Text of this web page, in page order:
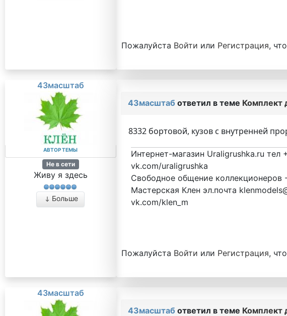
Пожалуйста Войти или Регистрация,
43масштаб
АВТОР ТЕМЫ
Не в сети
Живу я здесь
Больше
43масштаб ответил в теме Комплект
8332 бортовой, кузов с внутренней
Интернет-магазин Uraligrushka.ru тел
vk.com/uraligrushka
Свободное общение коллекционеров
Мастерская Клен эл.почта
vk.com/klen_m
Пожалуйста Войти или Регистрация,
43масштаб
43масштаб ответил в теме Комплект